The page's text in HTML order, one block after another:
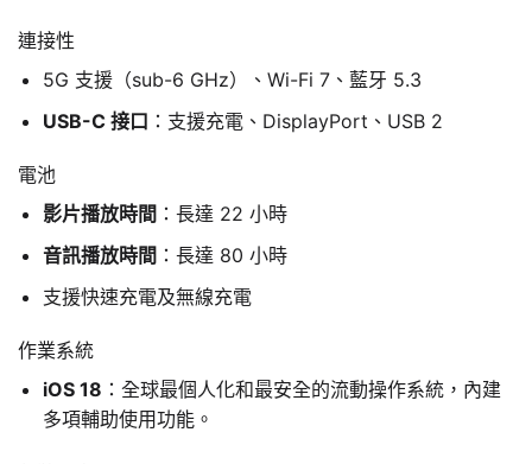
連接性
5G 支援（sub-6 GHz）、Wi-Fi 7、藍牙 5.3
USB-C 接口 ：支援充電、DisplayPort、USB 2
電池
影片播放時間 ：長達 22 小時
音訊播放時間：長達 80 小時
支援快速充電及無線充電
作業系統
iOS 18 ：全球最個人化和最安全的流動操作系統，內建
多項輔助使用功能。